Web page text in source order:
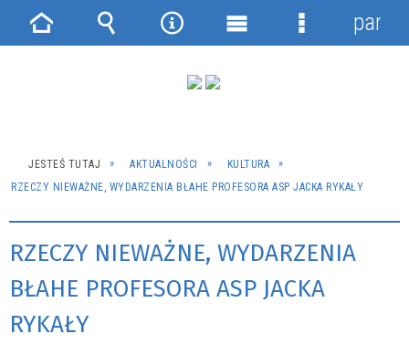
JESTEŚ TUTAJ AKTUALNOŚCI
KULTURA
RZECZY NIEWAŻNE, WYDARZENIA BŁAHE PROFESORA ASP JACKA RYKAŁY
RZECZY NIEWAŻNE, WYDARZENIA
BŁAHE PROFESORA ASP JACKA
RYKAŁY
Strona Wyszukiwarka
NarzędziaMenu
Menu
panel